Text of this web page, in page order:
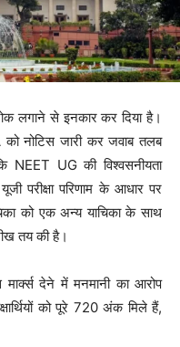
लगाने से इनकार कर दिया है।
को नोटिस जारी कर जवाब तलब
UG की विश्वसनीयता
परीक्षा परिणाम के आधार पर
को एक अन्य याचिका के साथ
तय की है।
देने में मनमानी का आरोप
को पूरे 720 अंक मिले हैं,